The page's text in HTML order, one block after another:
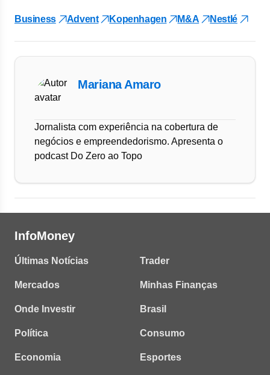
Business Advent Kopenhagen M&A Nestlé
Mariana Amaro
Jornalista com experiência na cobertura de
negócios e empreendedorismo. Apresenta o
podcast Do Zero ao Topo
InfoMoney
Últimas Notícias
Mercados
Onde Investir
Política
Economia
Trader
Minhas Finanças
Brasil
Consumo
Esportes